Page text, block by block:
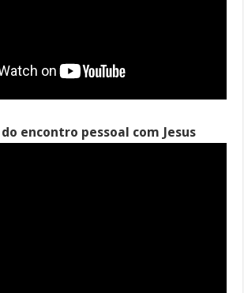
encontro pessoal com Jesus